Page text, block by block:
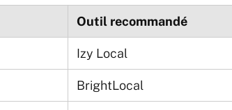
Outil recommandé
Izy Local
BrightLocal